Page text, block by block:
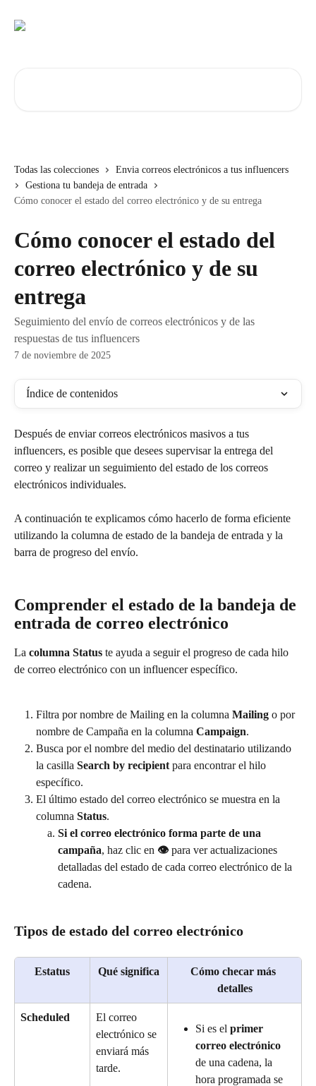
Todas las colecciones
Envia correos electrónicos a tus influencers
Gestiona tu bandeja de entrada
Cómo conocer el estado del correo electrónico y de su entrega
Cómo conocer el estado del
correo electrónico y de su
entrega
Seguimiento del envío de correos electrónicos y de las
respuestas de tus influencers
7 de noviembre de 2025
Índice de contenidos
Después de enviar correos electrónicos masivos a tus
influencers, es posible que desees supervisar la entrega del
correo y realizar un seguimiento del estado de los correos
electrónicos individuales.
A continuación te explicamos cómo hacerlo de forma eficiente
utilizando la columna de estado de la bandeja de entrada y la
barra de progreso del envío.
Comprender el estado de la bandeja de
entrada de correo electrónico
La columna Status te ayuda a seguir el progreso de cada hilo
de correo electrónico con un influencer específico.
Filtra por nombre de Mailing en la columna Mailing o por
nombre de Campaña en la columna Campaign.
Busca por el nombre del medio del destinatario utilizando
la casilla Search by recipient para encontrar el hilo
específico.
El último estado del correo electrónico se muestra en la
columna Status.
Si el correo electrónico forma parte de una
campaña, haz clic en 👁️ para ver actualizaciones
detalladas del estado de cada correo electrónico de la
cadena.
Tipos de estado del correo electrónico
Estatus Qué significa
Cómo checar más
detalles
Scheduled
El correo
electrónico se
enviará más
tarde.
Si es el primer
correo electrónico
de una cadena, la
hora programada se